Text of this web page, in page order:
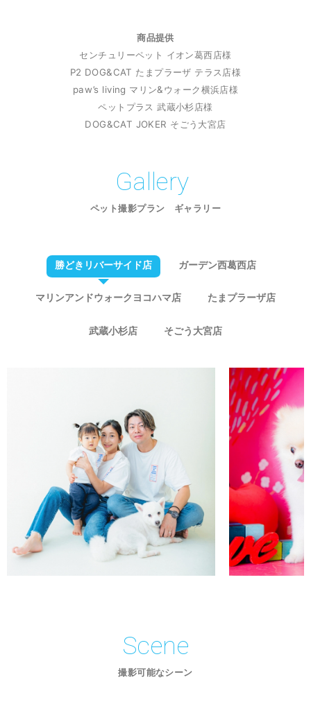
商品提供
センチュリーペット イオン葛西店様
P2 DOG&CAT たまプラーザ テラス店様
paw’s living マリン&ウォーク横浜店様
ペットプラス 武蔵小杉店様
DOG&CAT JOKER そごう大宮店
Gallery
ペット撮影プラン ギャラリー
勝どきリバーサイド店 ガーデン西葛西店
マリンアンドウォークヨコハマ店 たまプラーザ店
武蔵小杉店 そごう大宮店
Scene
撮影可能なシーン